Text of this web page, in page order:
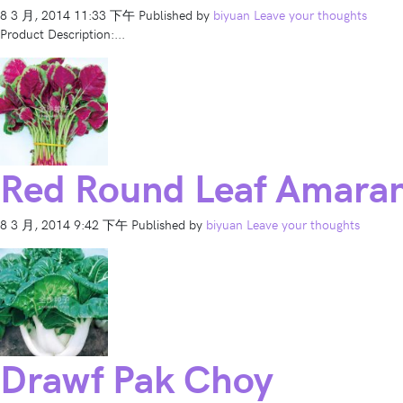
8 3 月, 2014 11:33 下午 Published by biyuan Leave your thoughts
Product Description:...
Red Round Leaf
8 3 月, 2014 9:42 下午 Published by biyuan Leave your thoughts
Drawf Pak Choy